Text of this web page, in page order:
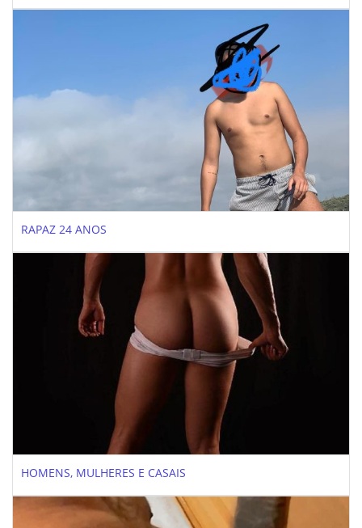
RAPAZ 24 ANOS
HOMENS, MULHERES E CASAIS